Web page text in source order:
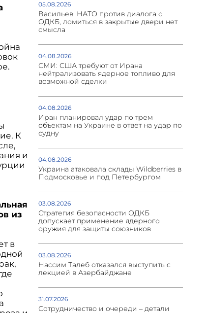
К
и
из
в
05.08.2026
Васильев: НАТО против диалога с
ОДКБ, ломиться в закрытые двери нет
смысла
04.08.2026
СМИ: США требуют от Ирана
нейтрализовать ядерное топливо для
возможной сделки
04.08.2026
Иран планировал удар по трем
объектам на Украине в ответ на удар по
судну
04.08.2026
Украина атаковала склады Wildberries в
Подмосковье и под Петербургом
03.08.2026
Стратегия безопасности ОДКБ
допускает применение ядерного
оружия для защиты союзников
03.08.2026
Нассим Талеб отказался выступить с
лекцией в Азербайджане
31.07.2026
Сотрудничество и очереди – детали